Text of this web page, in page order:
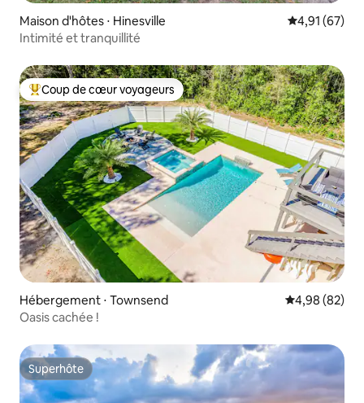
Maison d'hôtes ⋅ Hinesville Évaluation
4,91 (67)
Intimité et tranquillité
Coups de cœur voyageurs les plus appréciés
Coup de cœur voyageurs
Hébergement ⋅ Townsend Évaluation
4,98 (82)
Oasis cachée !
Superhôte
Superhôte